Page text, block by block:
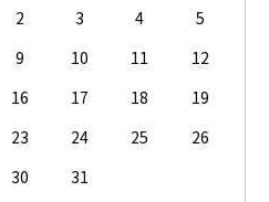
2 3 4
5
9 10 11
12
16 17 18
19
23 24 25
26
30 31